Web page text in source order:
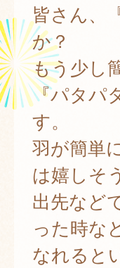
皆さん、
か？
もう少し
『パタパ
す。
羽が簡単
は嬉しそ
出先など
った時な
なれると